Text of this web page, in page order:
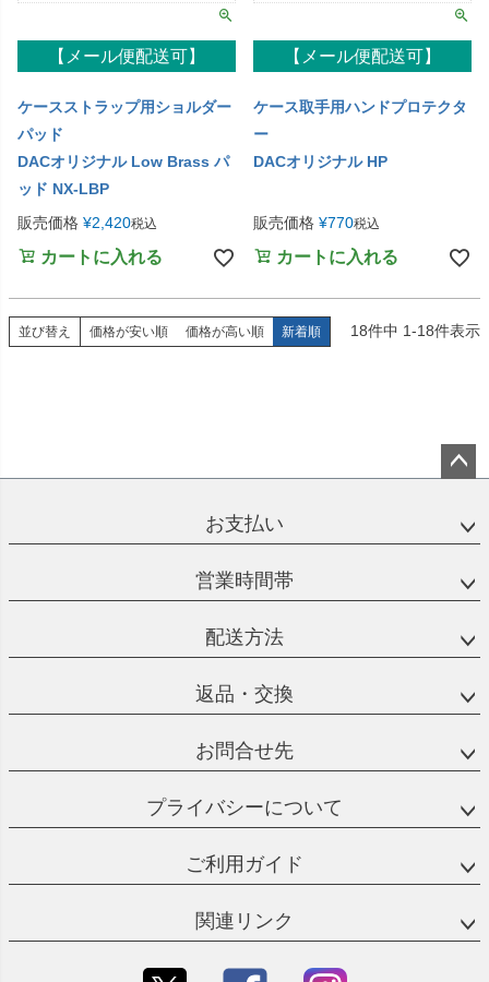
【メール便配送可】
ケースストラップ用ショルダー
パッド
DACオリジナル Low Brass パ
ッド NX-LBP
販売価格 ¥2,420税込
カートに入れる
【メール便配送可】
ケース取手用ハンドプロテクタ
ー
DACオリジナル HP
販売価格 ¥770税込
カートに入れる
並び替え 価格が安い順 価格が高い順 新着順 18件中 1-18件表示
ップ
お支払い
営業時間帯
配送方法
返品・交換
お問合せ先
プライバシーについて
ご利用ガイド
関連リンク